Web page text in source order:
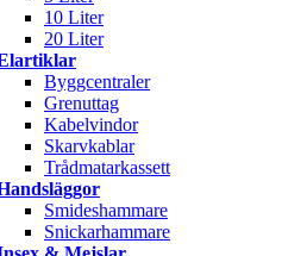
10 Liter
20 Liter
Byggcentraler
Grenuttag
Kabelvindor
Skarvkablar
Trådmatarkassett
Smideshammare
Snickarhammare